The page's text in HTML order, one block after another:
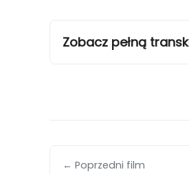
Zobacz pełną
← Poprzedni film